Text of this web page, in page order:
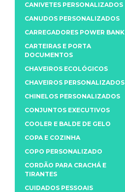
CANIVETES PERSONALIZADOS
CANUDOS PERSONALIZADOS
CARREGADORES POWER BANK
CARTEIRAS E PORTA
DOCUMENTOS
CHAVEIROS ECOLÓGICOS
CHAVEIROS PERSONALIZADOS
CHINELOS PERSONALIZADOS
CONJUNTOS EXECUTIVOS
COOLER E BALDE DE GELO
COPA E COZINHA
COPO PERSONALIZADO
CORDÃO PARA CRACHÁ E
TIRANTES
CUIDADOS PESSOAIS